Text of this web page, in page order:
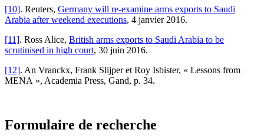
[10]. Reuters, Germany will re-examine arms exports to Saudi
Arabia after weekend executions, 4 janvier 2016.
[11]. Ross Alice, British arms exports to Saudi Arabia to be
scrutinised in high court, 30 juin 2016.
[12]. An Vranckx, Frank Slijper et Roy Isbister, « Lessons from
MENA », Academia Press, Gand, p. 34.
Formulaire de recherche